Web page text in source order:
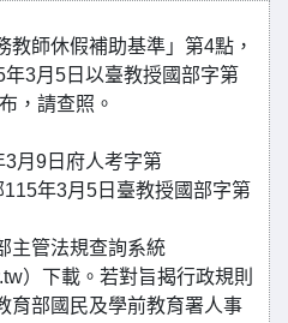
教師休假補助基準」第4點，
3月5日以臺教授國部字第
，請查照。
月9日府人考字第
年3月5日臺教授國部字第
主管法規查詢系統
）下載。若對旨揭行政規則
育部國民及學前教育署人事